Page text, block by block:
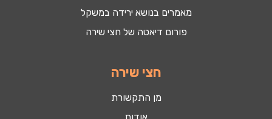
מאמרים בנושא ירידה במשקל
פורום דיאטה של חצי שירה
חצי שירה
מן התקשורת